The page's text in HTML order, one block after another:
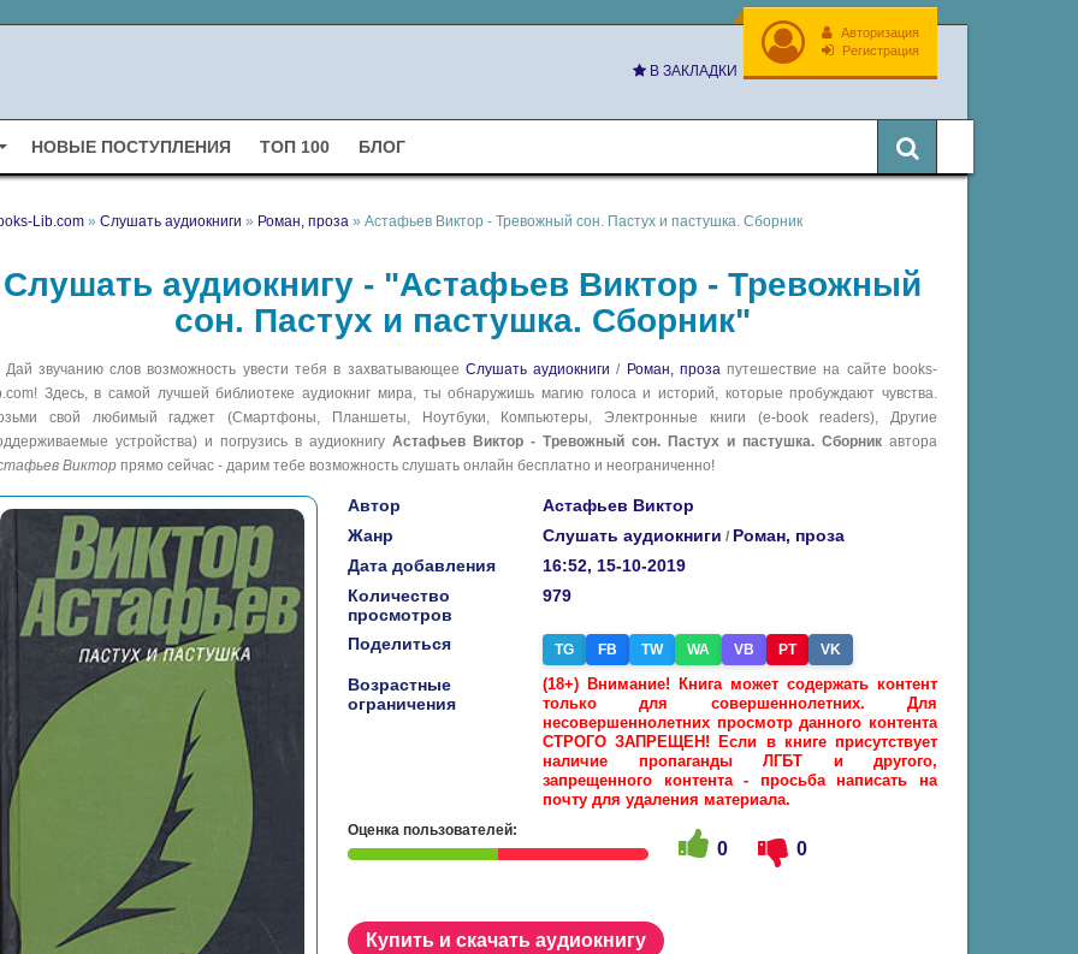
Авторизация
Регистрация
В ЗАКЛАДКИ
НОВЫЕ ПОСТУПЛЕНИЯ ТОП 100 БЛОГ
Lib.com » Слушать аудиокниги » Роман, проза » Астафьев Виктор - Тревожный сон. Пастух и пастушка. Сборник
Слушать аудиокнигу - "Астафьев Виктор - Тревожный
сон. Пастух и пастушка. Сборник"
Дай звучанию слов возможность увести тебя в захватывающее Слушать аудиокниги / Роман, прозапутешествие на сайте books-
Здесь, в самой лучшей библиотеке аудиокниг мира, ты обнаружишь магию голоса и историй, которые пробуждают чувства.
свой любимый гаджет (Смартфоны, Планшеты, Ноутбуки, Компьютеры, Электронные книги (e-book readers), Другие
устройства) и погрузись в аудиокнигу Астафьев Виктор - Тревожный сон. Пастух и пастушка. Сборник автора
Виктор прямо сейчас - дарим тебе возможность слушать онлайн бесплатно и неограниченно!
Автор
Астафьев Виктор
Жанр
Слушать аудиокниги / Роман, проза
Дата добавления
16:52, 15-10-2019
Количество
просмотров
979
Поделиться TG FB TW WA VB PT VK
Возрастные
ограничения
(18+) Внимание! Книга может содержать контент
только для совершеннолетних. Для
несовершеннолетних просмотр данного контента
СТРОГО ЗАПРЕЩЕН! Если в книге присутствует
наличие пропаганды ЛГБТ и другого,
запрещенного контента - просьба написать на
почту для удаления материала.
Оценка пользователей:
0 0
Купить и скачать аудиокнигу